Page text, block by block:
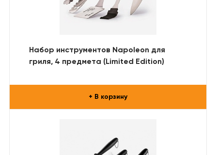
Набор инструментов Napoleon для
гриля, 4 предмета (Limited Edition)
+ В корзину